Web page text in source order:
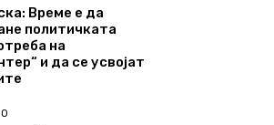
Време е да
политичката
на
и да се усвојат